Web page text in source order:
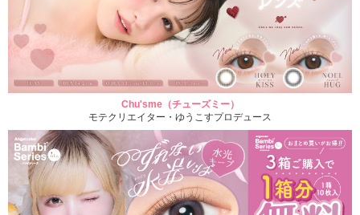
Chu'sme（チューズミー）
モテクリエイター・ゆうこすプロデュース